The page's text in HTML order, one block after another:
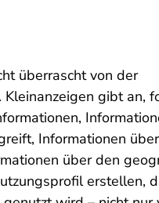
überrascht von der
gibt an,
Informationen über
über den
erstellen,